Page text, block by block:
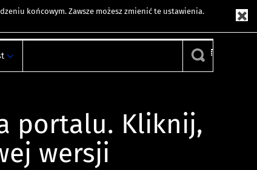
końcowym. Zawsze możesz zmienić te ustawienia.
portalu. Kliknij,
wersji